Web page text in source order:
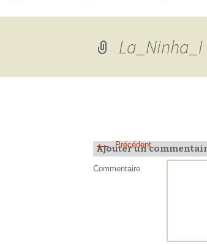
La_Ninha_I
←Précédent
Ajouter un
Commentaire